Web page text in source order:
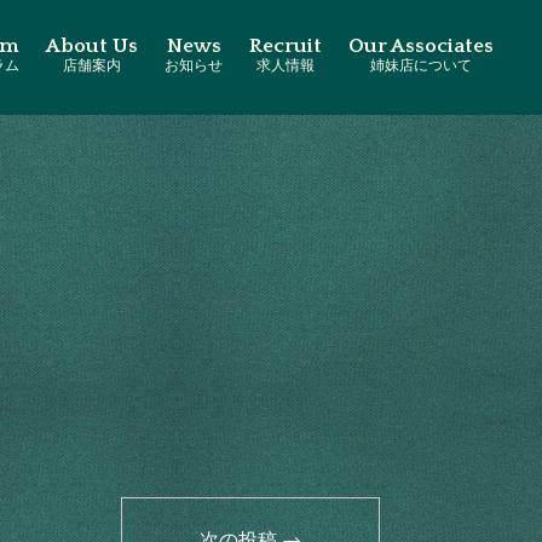
ム
About Us
店舗案内
News
お知らせ
Recruit
求人情報
Our Associates
姉妹店について